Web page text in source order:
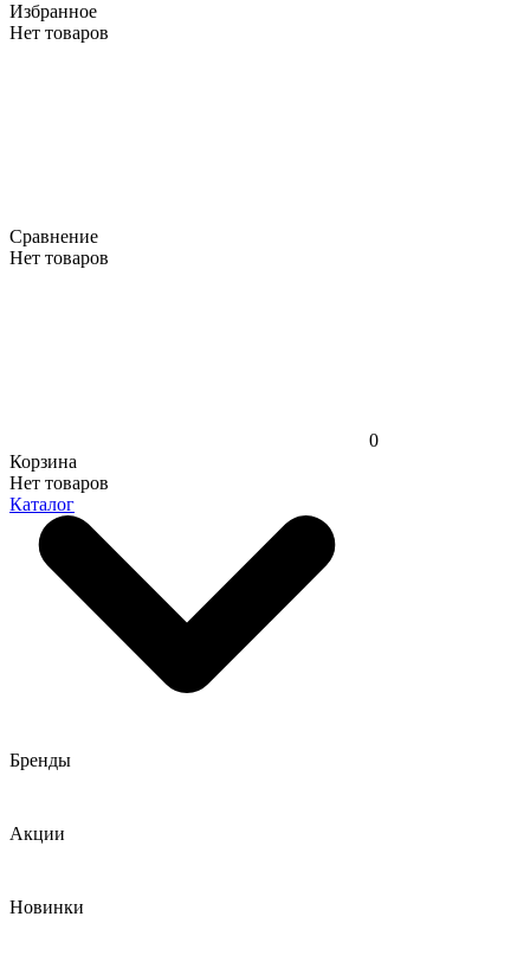
Избранное
Нет товаров
Сравнение
Нет товаров
0
Корзина
Нет товаров
Каталог
Бренды
Акции
Новинки